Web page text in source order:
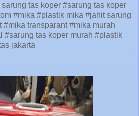
tas koper #sarung tas koper
#mika #plastik mika #jahit sarung
#mika transparant #mika murah
#sarung tas koper murah #plastik
jakarta